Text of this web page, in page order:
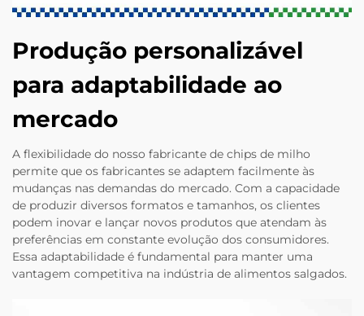
Produção personalizável
para adaptabilidade ao
mercado
A flexibilidade do nosso fabricante de chips de milho
permite que os fabricantes se adaptem facilmente às
mudanças nas demandas do mercado. Com a capacidade
de produzir diversos formatos e tamanhos, os clientes
podem inovar e lançar novos produtos que atendam às
preferências em constante evolução dos consumidores.
Essa adaptabilidade é fundamental para manter uma
vantagem competitiva na indústria de alimentos salgados.